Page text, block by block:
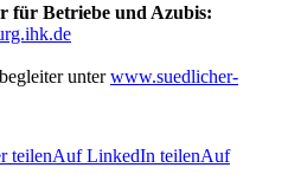
für Betriebe und Azubis:
unterwww.suedlicher-
teilenAuf LinkedIn teilenAuf